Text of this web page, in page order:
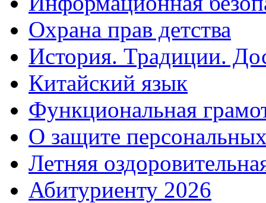
Охрана прав детства
История. Традиции.
Китайский язык
Функциональная
О защите
Летняя
Абитуриенту 2026